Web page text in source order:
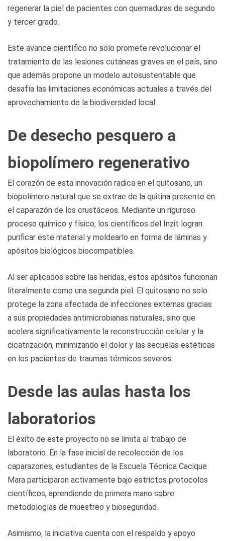
regenerar la piel de pacientes con quemaduras de segundo
y tercer grado.
Este avance científico no solo promete revolucionar el
tratamiento de las lesiones cutáneas graves en el país, sino
que además propone un modelo autosustentable que
desafía las limitaciones económicas actuales a través del
aprovechamiento de la biodiversidad local.
De desecho pesquero a
biopolímero regenerativo
El corazón de esta innovación radica en el quitosano, un
biopolímero natural que se extrae de la quitina presente en
el caparazón de los crustáceos. Mediante un riguroso
proceso químico y físico, los científicos del Inzit logran
purificar este material y moldearlo en forma de láminas y
apósitos biológicos biocompatibles.
Al ser aplicados sobre las heridas, estos apósitos funcionan
literalmente como una segunda piel. El quitosano no solo
protege la zona afectada de infecciones externas gracias
a sus propiedades antimicrobianas naturales, sino que
acelera significativamente la reconstrucción celular y la
cicatrización, minimizando el dolor y las secuelas estéticas
en los pacientes de traumas térmicos severos.
Desde las aulas hasta los
laboratorios
El éxito de este proyecto no se limita al trabajo de
laboratorio. En la fase inicial de recolección de los
caparazones, estudiantes de la Escuela Técnica Cacique
Mara participaron activamente bajo estrictos protocolos
científicos, aprendiendo de primera mano sobre
metodologías de muestreo y bioseguridad.
Asimismo, la iniciativa cuenta con el respaldo y apoyo